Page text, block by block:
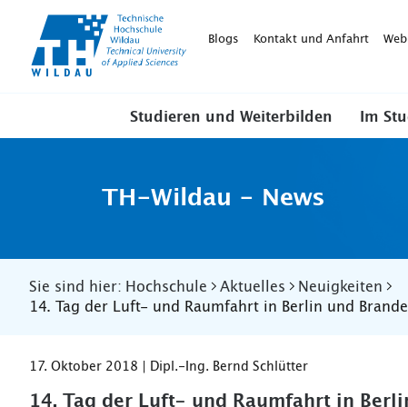
WildauBlogs Kontakt und Anfahrt
Studieren und Weiterbilden Im
TH-Wildau - News
Sie sind hier: Hochschule Aktuelles
Neuigkeiten
14. Tag der Luft- und Raumfahrt in Berlin und
17. Oktober 2018 | Dipl.-Ing. Bernd Schlütter
14. Tag der Luft- und Raumfahrt in